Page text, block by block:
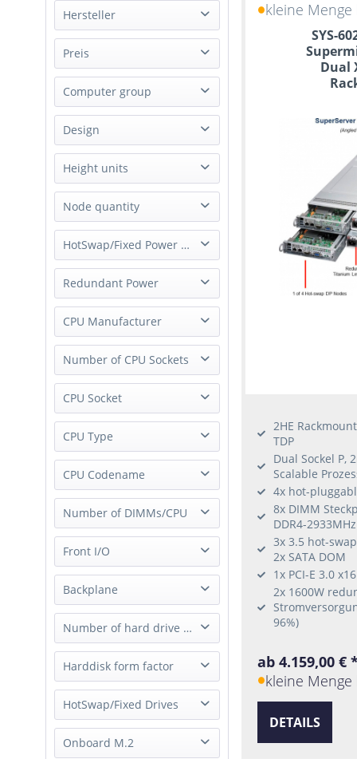
Hersteller
Supermicro
Preis
von2549,00 €bis
Computer group
Server
Design
Rack
Height units
1U
2U
4U
Node quantity
2 Node
4 Node
8 Node
HotSwap/Fixed Power Supply
Hot-Swap Power Supply
Fixed Power Supply
Redundant Power
Redundant Power
CPU Manufacturer
Intel
AMD
Number of CPU Sockets
1 Socket
2 Socket
CPU Socket
Socket P (LGA-3647)
Socket E (LGA-4677)
Socket SP5 (LGA 6096)
Socket P+ (LGA 4189)
CPU Type
Xeon Scalable 1st Gen
Xeon Scalable 2nd Gen
Xeon Scalable 3rd Gen
Xeon Scalable 4th Gen
Xeon Scalable 5th Gen
Epyc 4th Gen
Epyc 5th Gen
CPU Codename
Intel Sapphire Rapids
AMD Genoa
Intel Emerald Rapids
AMD Turin
Intel Skylake
Intel Cascade Lake
Intel Ice Lake SP
Number of DIMMs/CPU
4 DIMMs/CPU
6 DIMMs/CPU
8 DIMMs/CPU
12 DIMMs/CPU
16 DIMMs/CPU
Front I/O
USB only
All Ports
Backplane
SAS/SATA Passive
SAS/SATA/NVMe Passive
NVMe
Number of hard drive slot
2 Slot
3 Slot
4 Slot
6 Slot
8 Slot
Harddisk form factor
2.5"
3.5"
M.2
HotSwap/Fixed Drives
Hot-Swap Drives
Onboard M.2
kleine Menge
SYS-
Dual
2HE
TDP
Dual Sockel P,
Scalable
4x hot-
8x DIMM
DDR4-2933MHz
3x 3.5 hot-
2x SATA DOM
1x PCI-E 3.0
2x 1600W
96%)
ab 4.159,00 €
kleine Menge
DETAILS